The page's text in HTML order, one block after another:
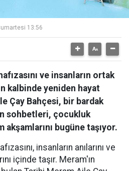
13:56
ve insanların ortak
kalbinde yeniden hayat
Çay Bahçesi, bir bardak
sohbetleri, çocukluk
akşamlarını bugüne taşıyor.
insanların anılarını ve
içinde taşır. Meram'ın